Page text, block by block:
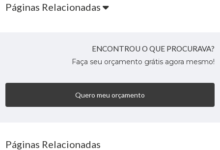
Páginas Relacionadas
ENCONTROU O QUE PROCURAVA?
Faça seu orçamento grátis agora mesmo!
Quero meu orçamento
Páginas Relacionadas